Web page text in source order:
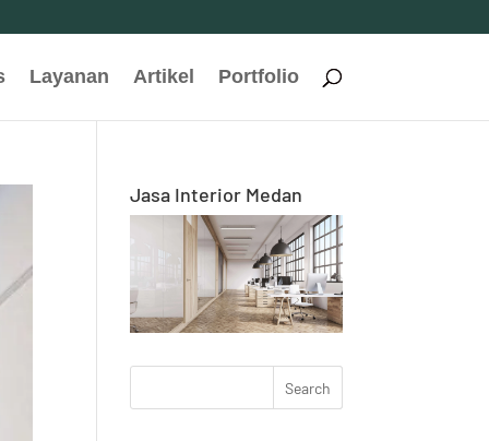
Layanan Artikel Portfolio
Jasa Interior Medan
Search